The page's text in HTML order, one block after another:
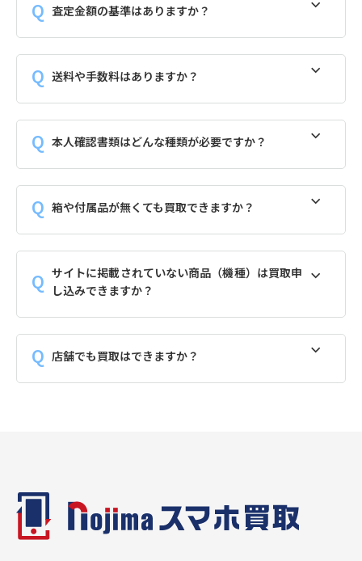
査定金額の基準はありますか？
送料や手数料はありますか？
本人確認書類はどんな種類が必要ですか？
箱や付属品が無くても買取できますか？
サイトに掲載されていない商品（機種）は買取申
し込みできますか？
店舗でも買取はできますか？